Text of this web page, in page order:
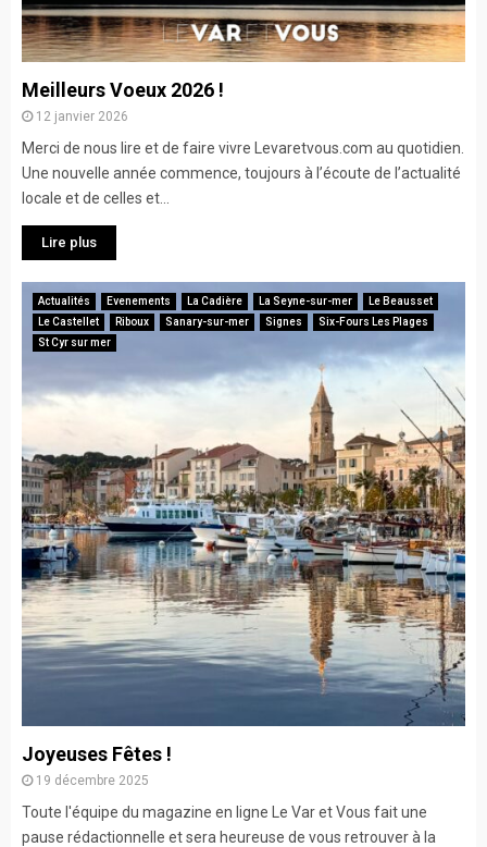
Meilleurs Voeux 2026 !
12 janvier 2026
Merci de nous lire et de faire vivre Levaretvous.com au quotidien.
Une nouvelle année commence, toujours à l’écoute de l’actualité
locale et de celles et...
Lire plus
Actualités Evenements La Cadière La Seyne-sur-mer
Le Beausset
Le Castellet
Riboux Sanary-sur-mer Signes
Six-Fours Les Plages
St Cyr sur mer
Joyeuses Fêtes !
19 décembre 2025
Toute l'équipe du magazine en ligne Le Var et Vous fait une
pause rédactionnelle et sera heureuse de vous retrouver à la